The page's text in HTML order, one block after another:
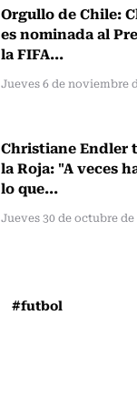
Orgullo de Chile:
es nominada al
la FIFA...
Jueves 6 de noviembre
Christiane Endler
la Roja: "A veces
lo que...
Jueves 30 de octubre de
#futbol